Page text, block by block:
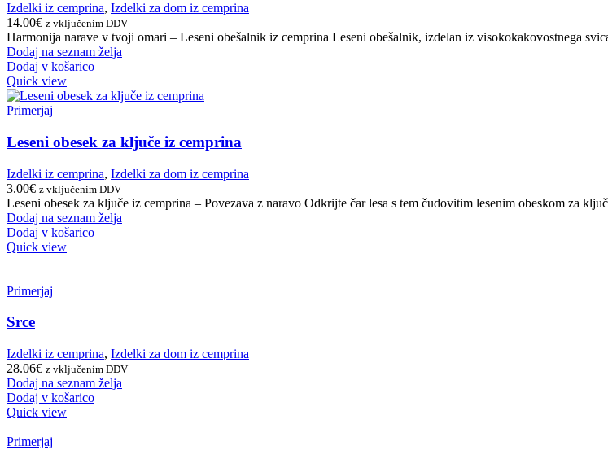
Izdelki iz cemprina, Izdelki za dom iz cemprina
14.00€ z vključenim DDV
Harmonija narave v tvoji omari – Leseni obešalnik iz cemprina Leseni obešalnik, izdelan iz visokokakovostnega
Dodaj na seznam želja
Dodaj v košarico
Quick view
Primerjaj
Leseni obesek za ključe iz cemprina
Izdelki iz cemprina, Izdelki za dom iz cemprina
3.00€ z vključenim DDV
Leseni obesek za ključe iz cemprina – Povezava z naravo Odkrijte čar lesa s tem čudovitim lesenim obeskom za
Dodaj na seznam želja
Dodaj v košarico
Quick view
Primerjaj
Srce
Izdelki iz cemprina, Izdelki za dom iz cemprina
28.06€ z vključenim DDV
Dodaj na seznam želja
Dodaj v košarico
Quick view
Primerjaj